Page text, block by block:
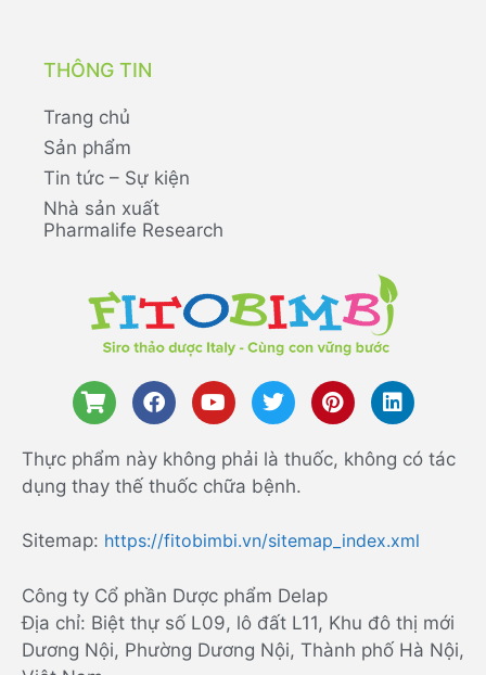
THÔNG TIN
Trang chủ
Sản phẩm
Tin tức – Sự kiện
Nhà sản xuất
Pharmalife Research
Thực phẩm này không phải là thuốc, không có tác
dụng thay thế thuốc chữa bệnh.
Sitemap: https://fitobimbi.vn/sitemap_index.xml
Công ty Cổ phần Dược phẩm Delap
Địa chỉ: Biệt thự số L09, lô đất L11, Khu đô thị mới
Dương Nội, Phường Dương Nội, Thành phố Hà Nội,